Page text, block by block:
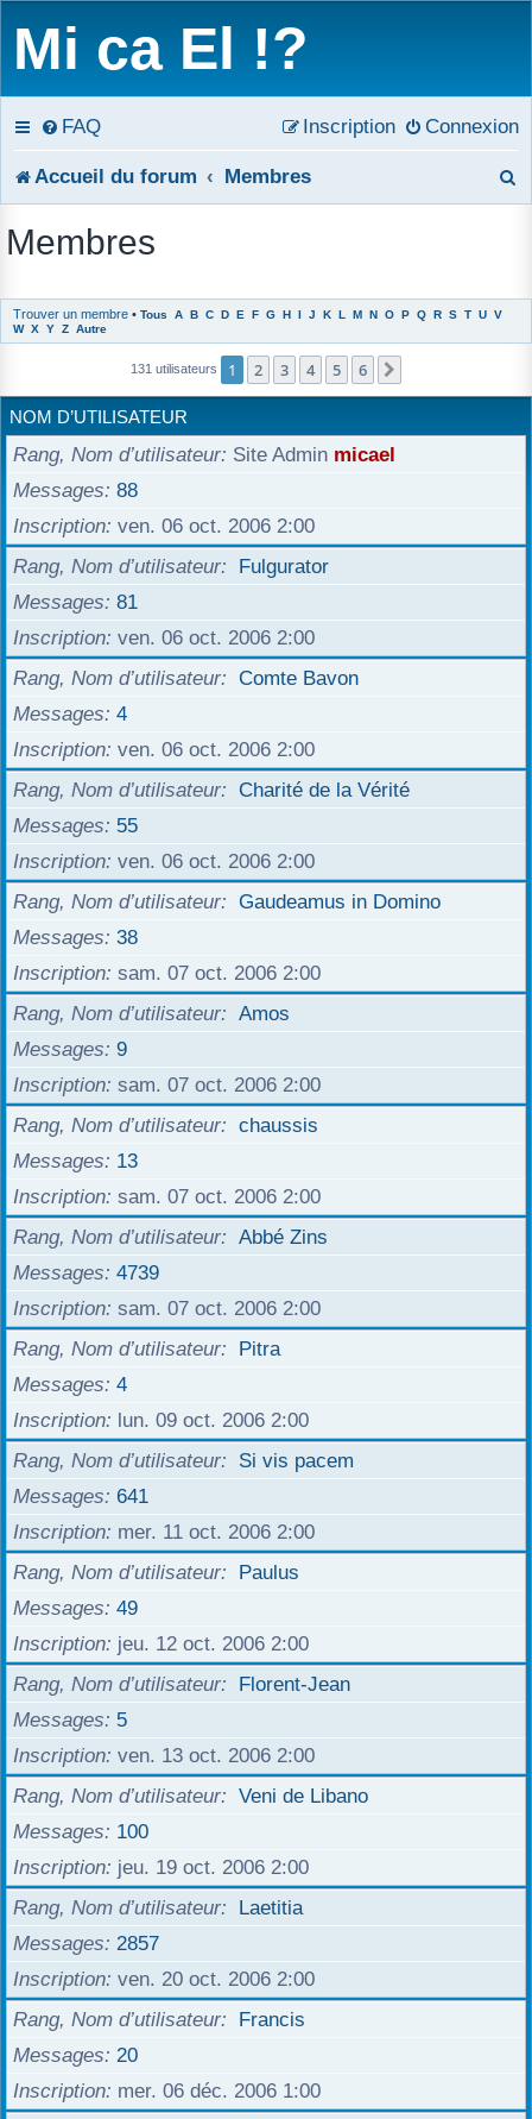
Mi ca El !?
FAQ Connexion
Inscription
Accueil du forum Membres
h
e
c
Membres
Trouver un membre • Tous A B C D E F G H I J K L M N O P Q R S T U V
W X Y Z Autre
131 utilisateurs 1 2 3 4 5 6
NOM D’UTILISATEUR
Rang, Nom d’utilisateur Site Admin micael
Messages
88
Inscription ven. 06 oct. 2006 2:00
Rang, Nom d’utilisateur
Fulgurator
Messages
81
Inscription ven. 06 oct. 2006 2:00
Rang, Nom d’utilisateur
Comte Bavon
Messages
4
Inscription ven. 06 oct. 2006 2:00
Rang, Nom d’utilisateur
Charité de la Vérité
Messages
55
Inscription ven. 06 oct. 2006 2:00
Rang, Nom d’utilisateur
Gaudeamus in Domino
Messages
38
Inscription sam. 07 oct. 2006 2:00
Rang, Nom d’utilisateur
Amos
Messages
9
Inscription sam. 07 oct. 2006 2:00
Rang, Nom d’utilisateur
chaussis
Messages
13
Inscription sam. 07 oct. 2006 2:00
Rang, Nom d’utilisateur
Abbé Zins
Messages
4739
Inscription sam. 07 oct. 2006 2:00
Rang, Nom d’utilisateur
Pitra
Messages
4
Inscription
lun. 09 oct. 2006 2:00
Rang, Nom d’utilisateur
Si vis pacem
Messages
641
Inscription
mer. 11 oct. 2006 2:00
Rang, Nom d’utilisateur
Paulus
Messages
49
Inscription
jeu. 12 oct. 2006 2:00
Rang, Nom d’utilisateur
Florent-Jean
Messages
5
Inscription ven. 13 oct. 2006 2:00
Rang, Nom d’utilisateur
Veni de Libano
Messages
100
Inscription
jeu. 19 oct. 2006 2:00
Rang, Nom d’utilisateur
Laetitia
Messages
2857
Inscription ven. 20 oct. 2006 2:00
Rang, Nom d’utilisateur
Francis
Messages
20
Inscription
mer. 06 déc. 2006 1:00